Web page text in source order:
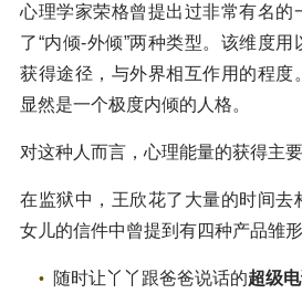
心理学家荣格曾提出过非常有名的
了“内倾-外倾”两种类型。该维度
获得途径，与外界相互作用的程度
显然是一个极度内倾的人格。
对这种人而言，心理能量的获得主
在监狱中，王欣花了大量的时间去
女儿的信件中曾提到有四种产品雏
随时让丫丫跟爸爸说话的超级电